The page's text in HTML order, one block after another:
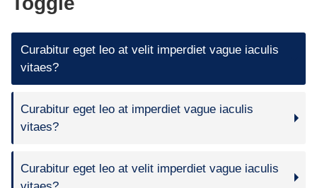
Curabitur eget leo at velit imperdiet vague iaculis
vitaes?
Curabitur eget leo at imperdiet vague iaculis
vitaes?
Curabitur eget leo at velit imperdiet vague iaculis